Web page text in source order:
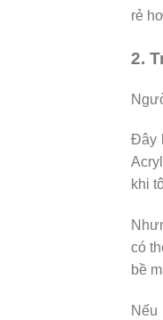
rẻ
2.
Đây
khi
có
bề
Nếu